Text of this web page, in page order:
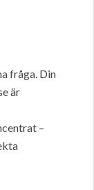
fråga. Din
är
–